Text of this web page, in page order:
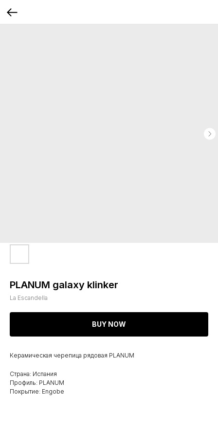
PLANUM galaxy klinker
La Escandella
BUY NOW
Керамическая черепица рядовая PLANUM
Страна: Испания
Профиль: PLANUM
Покрытие: Engobe